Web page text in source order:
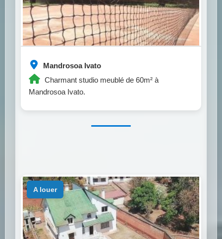
Mandrosoa Ivato
Charmant studio meublé de 60m² à
Mandrosoa Ivato.
a louer